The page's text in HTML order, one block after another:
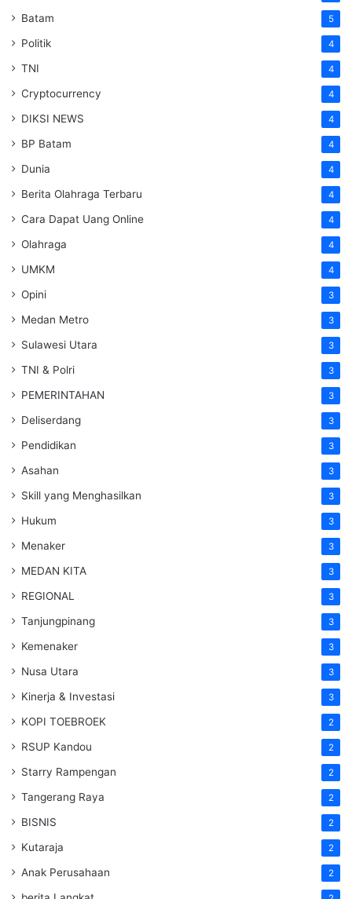
Batam 5
Politik 4
TNI 4
Cryptocurrency 4
DIKSI NEWS 4
BP Batam 4
Dunia 4
Berita Olahraga Terbaru 4
Cara Dapat Uang Online 4
Olahraga 4
UMKM 4
Opini 3
Medan Metro 3
Sulawesi Utara 3
TNI & Polri 3
PEMERINTAHAN 3
Deliserdang 3
Pendidikan 3
Asahan 3
Skill yang Menghasilkan 3
Hukum 3
Menaker 3
MEDAN KITA 3
REGIONAL 3
Tanjungpinang 3
Kemenaker 3
Nusa Utara 3
Kinerja & Investasi 3
KOPI TOEBROEK 2
RSUP Kandou 2
Starry Rampengan 2
Tangerang Raya 2
BISNIS 2
Kutaraja 2
Anak Perusahaan 2